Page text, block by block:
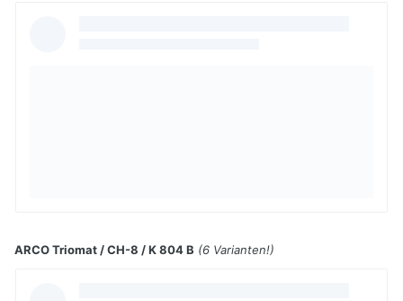
ARCO Triomat / CH-8 / K 804 B (6 Varianten!)